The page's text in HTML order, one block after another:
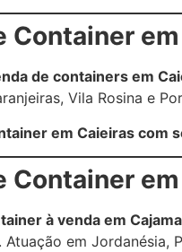
Container
de containers em
Vila Rosina e
em Caieiras com
Container
à venda em
Atuação em Jordanésia,